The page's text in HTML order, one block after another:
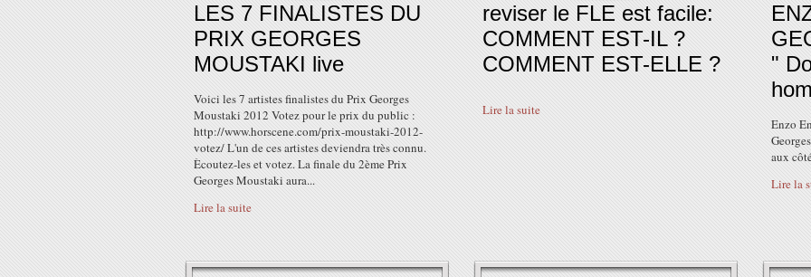
LES 7 FINALISTES DU
PRIX GEORGES
MOUSTAKI live
Voici les 7 artistes finalistes du Prix Georges
Moustaki 2012 Votez pour le prix du public :
http://www.horscene.com/prix-moustaki-2012-
votez/ L'un de ces artistes deviendra très connu.
Ècoutez-les et votez. La finale du 2ème Prix
Georges Moustaki aura...
Lire la suite
reviser le FLE est facile:
COMMENT EST-IL ?
COMMENT EST-ELLE ?
Lire la suite
"
Enzo
aux
Lire la